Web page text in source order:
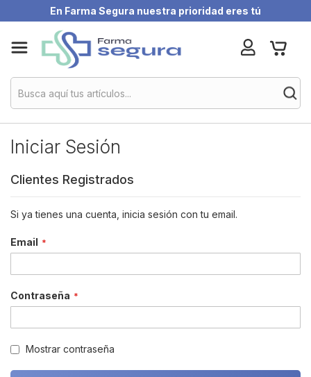
En Farma Segura nuestra prioridad eres tú
to
Content
My
Iniciar Sesión
Clientes Registrados
Si ya tienes una cuenta, inicia sesión con tu email.
Email
Contraseña
Mostrar contraseña